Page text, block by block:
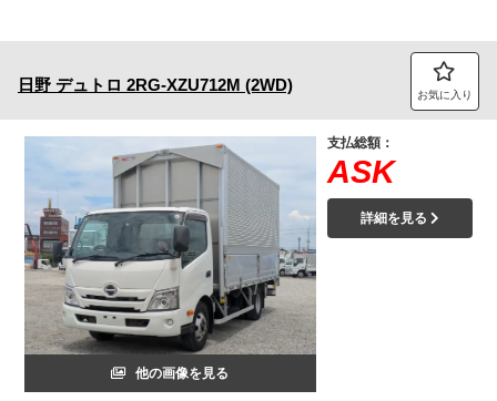
日野 デュトロ 2RG-XZU712M (2WD) お気に入り
他の画像を見る
支払総額：
ASK
詳細を見る